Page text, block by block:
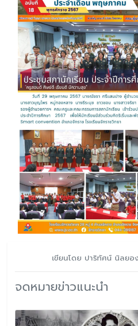
เขียนโดย ปาริทัศน์ นิลย
จดหมายข่าวแนะนำ